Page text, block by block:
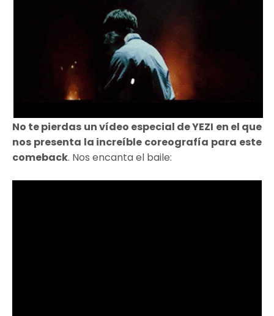
No te pierdas un vídeo especial de YEZI en el que
nos presenta la increíble coreografía para este
comeback. Nos encanta el baile: